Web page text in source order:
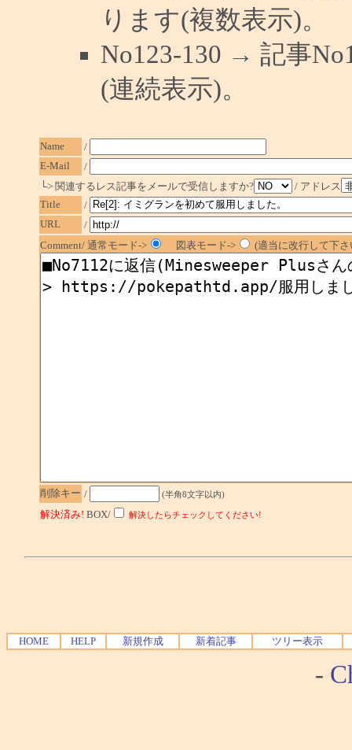
ります(複数表示)。
No123-130 → 記事
(連続表示)。
Name
/
E-Mail
/
└> 関連するレス記事をメールで受信しますか?
/ アドレス
Title
/
URL
/
Comment/ 通常モード->
図表モード-> (適当に改行して下
削除キー / (半角8文字以内)
解決済み! BOX/ 解決したらチェックしてください!
HOME HELP 新規作成 新着記事 ツリー表示
-